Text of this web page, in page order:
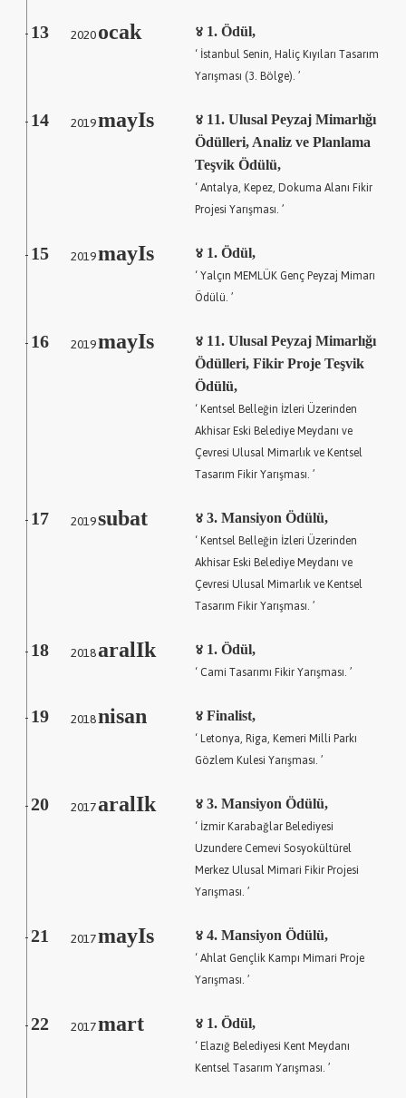
- 13 2020ocak ४ 1. Ödül,
‘ İstanbul Senin, Haliç Kıyıları Tasarım
Yarışması (3. Bölge). ’
- 14 2019mayIs
४ 11. Ulusal Peyzaj Mimarlığı
Ödülleri, Analiz ve Planlama
Teşvik Ödülü,
‘ Antalya, Kepez, Dokuma Alanı Fikir
Projesi Yarışması. ’
- 15 2019mayIs ४ 1. Ödül,
‘ Yalçın MEMLÜK Genç Peyzaj Mimarı
Ödülü. ’
- 16 2019mayIs
४ 11. Ulusal Peyzaj Mimarlığı
Ödülleri, Fikir Proje Teşvik
Ödülü,
‘ Kentsel Belleğin İzleri Üzerinden
Akhisar Eski Belediye Meydanı ve
Çevresi Ulusal Mimarlık ve Kentsel
Tasarım Fikir Yarışması. ’
- 17 2019subat ४ 3. Mansiyon Ödülü,
‘ Kentsel Belleğin İzleri Üzerinden
Akhisar Eski Belediye Meydanı ve
Çevresi Ulusal Mimarlık ve Kentsel
Tasarım Fikir Yarışması. ’
- 18 2018aralIk ४ 1. Ödül,
‘ Cami Tasarımı Fikir Yarışması. ’
- 19 2018nisan ४ Finalist,
‘ Letonya, Riga, Kemeri Milli Parkı
Gözlem Kulesi Yarışması. ’
-20 2017aralIk ४ 3. Mansiyon Ödülü,
‘ İzmir Karabağlar Belediyesi
Uzundere Cemevi Sosyokültürel
Merkez Ulusal Mimari Fikir Projesi
Yarışması. ’
-21 2017mayIs ४ 4. Mansiyon Ödülü,
‘ Ahlat Gençlik Kampı Mimari Proje
Yarışması. ’
-22 2017mart ४ 1. Ödül,
‘ Elazığ Belediyesi Kent Meydanı
Kentsel Tasarım Yarışması. ’